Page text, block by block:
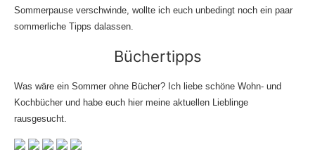
Sommerpause verschwinde, wollte ich euch unbedingt noch ein paar
sommerliche Tipps dalassen.
Büchertipps
Was wäre ein Sommer ohne Bücher? Ich liebe schöne Wohn- und
Kochbücher und habe euch hier meine aktuellen Lieblinge
rausgesucht.